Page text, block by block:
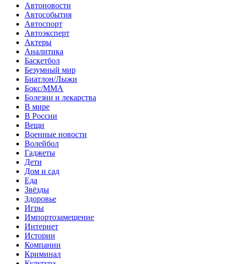
Автоновости
Автособытия
Автоспорт
Автоэксперт
Актеры
Аналитика
Баскетбол
Безумный мир
Биатлон/Лыжи
Бокс/MMA
Болезни и лекарства
В мире
В России
Вещи
Военные новости
Волейбол
Гаджеты
Дети
Дом и сад
Еда
Звёзды
Здоровье
Игры
Импортозамещение
Интернет
Истории
Компании
Криминал